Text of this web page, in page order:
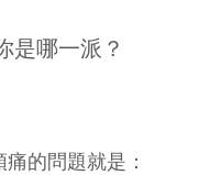
是哪一派？
的問題就是：